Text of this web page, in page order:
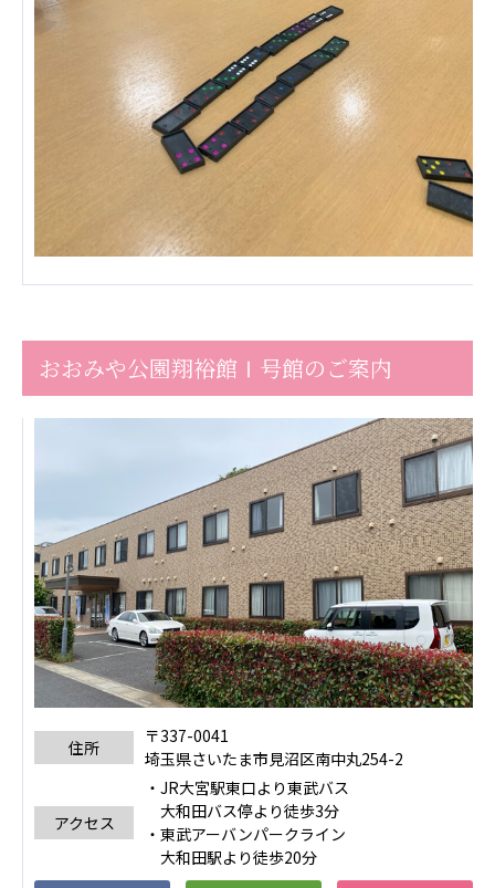
おおみや公園翔裕館Ⅰ号館のご案内
住所
〒337-0041
埼玉県さいたま市見沼区南中丸254-2
アクセス
・JR大宮駅東口より東武バス
大和田バス停より徒歩3分
・東武アーバンパークライン
大和田駅より徒歩20分